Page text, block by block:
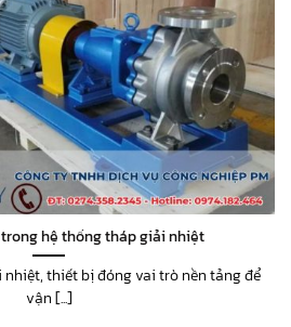
hệ thống tháp giải nhiệt
thiết bị đóng vai trò nền tảng để
vận [...]